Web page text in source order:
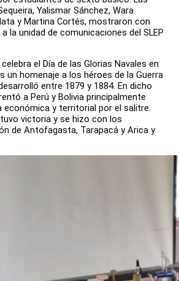
Yalismar Sánchez, Wara
y Martina Cortés, mostraron con
la unidad de comunicaciones del SLEP
el Día de las Glorias Navales en
un homenaje a los héroes de la Guerra
entre 1879 y 1884. En dicho
a Perú y Bolivia principalmente
económica y territorial por el salitre.
victoria y se hizo con los
de Antofagasta, Tarapacá y Arica y